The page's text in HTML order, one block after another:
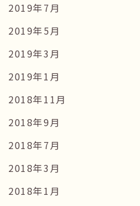
2019年7月
2019年5月
2019年3月
2019年1月
2018年11月
2018年9月
2018年7月
2018年3月
2018年1月